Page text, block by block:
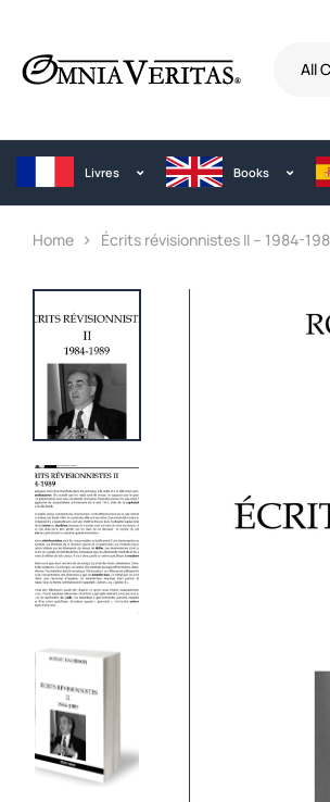
All
Livres Books
Home Écrits révisionnistes II – 1984-